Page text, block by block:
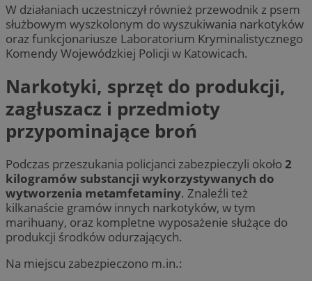
W działaniach uczestniczył również przewodnik z psem
służbowym wyszkolonym do wyszukiwania narkotyków
oraz funkcjonariusze Laboratorium Kryminalistycznego
Komendy Wojewódzkiej Policji w Katowicach.
Narkotyki, sprzęt do produkcji,
zagłuszacz i przedmioty
przypominające broń
Podczas przeszukania policjanci zabezpieczyli około2
kilogramów substancji wykorzystywanych do
wytworzenia metamfetaminy. Znaleźli też
kilkanaście gramów innych narkotyków, w tym
marihuany, oraz kompletne wyposażenie służące do
produkcji środków odurzających.
Na miejscu zabezpieczono m.in.: